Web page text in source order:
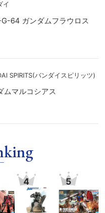
イ
64 ガンダムフラウロス
SPIRITS(バンダイスピリッツ)
ムマルコシアス
4 5